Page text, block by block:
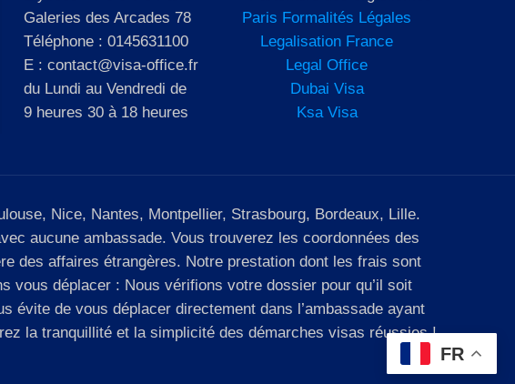
Galeries des Arcades 78
Téléphone : 0145631100
E : contact@visa-office.fr
du Lundi au Vendredi de
9 heures 30 à 18 heures
Paris Formalités Légales
Legalisation France
Legal Office
Dubai Visa
Ksa Visa
Nice, Nantes, Montpellier, Strasbourg, Bordeaux, Lille.
aucune ambassade. Vous trouverez les coordonnées des
des affaires étrangères. Notre prestation dont les frais sont
vous déplacer : Nous vérifions votre dossier pour qu’il soit
évite de vous déplacer directement dans l’ambassade ayant
la tranquillité et la simplicité des démarches visas réussies !
FR